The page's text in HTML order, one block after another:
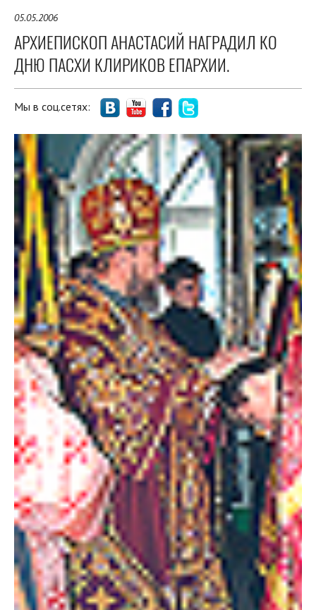
05.05.2006
АРХИЕПИСКОП АНАСТАСИЙ НАГРАДИЛ КО
ДНЮ ПАСХИ КЛИРИКОВ ЕПАРХИИ.
Мы в соц.сетях: